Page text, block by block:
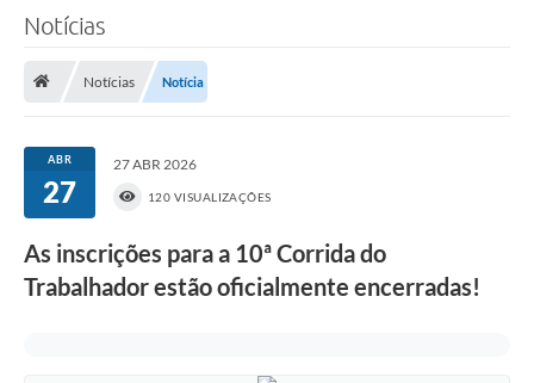
Notícias
Notícias Notícia
ABR
27
27 ABR 2026
120 VISUALIZAÇÕES
As inscrições para a 10ª Corrida do
Trabalhador estão oficialmente encerradas!